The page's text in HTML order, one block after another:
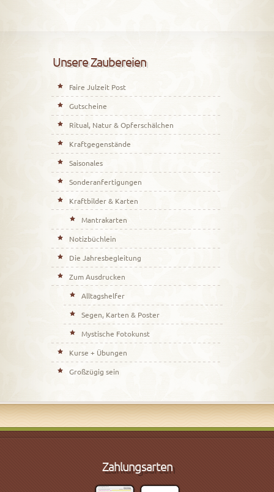
Unsere Zaubereien
Faire Julzeit Post
Gutscheine
Ritual, Natur & Opferschälchen
Kraftgegenstände
Saisonales
Sonderanfertigungen
Kraftbilder & Karten
Mantrakarten
Notizbüchlein
Die Jahresbegleitung
Zum Ausdrucken
Alltagshelfer
Segen, Karten & Poster
Mystische Fotokunst
Kurse + Übungen
Großzügig sein
Zahlungsarten